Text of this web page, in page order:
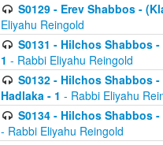
S0129 - Erev Shabbos -
Eliyahu Reingold
S0131 - Hilchos Shabbos
1 - Rabbi Eliyahu Reingold
S0132 - Hilchos Shabbos
Hadlaka - 1 - Rabbi Eliyahu
S0134 - Hilchos Shabbos
- Rabbi Eliyahu Reingold